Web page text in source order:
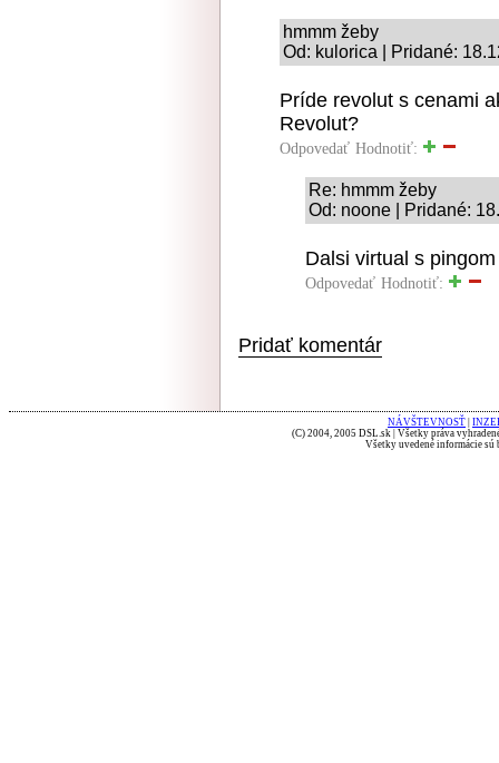
hmmm žeby
Od: kulorica | Pridané:
Príde revolut s cenami
Revolut?
Odpovedať Hodnotiť:
Re: hmmm žeby
Od: noone | Pridané:
Dalsi virtual s
Odpovedať Hodnotiť:
Pridať komentár
NÁVŠTEVNOSŤ
(C) 2004, 2005 DSL.sk | Všetky práva
Všetky uvedené informácie sú